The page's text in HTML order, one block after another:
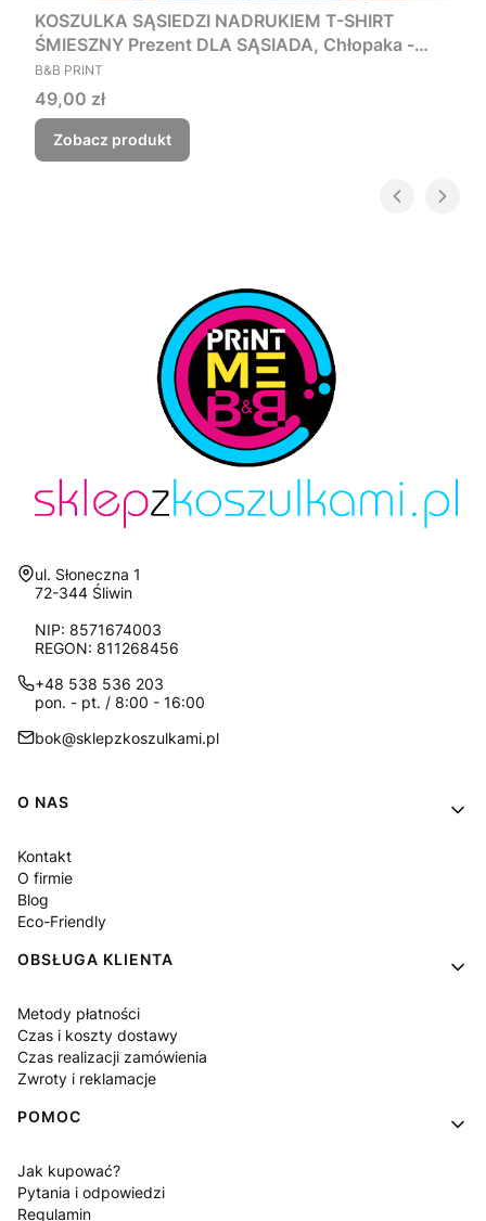
KOSZULKA SĄSIEDZI NADRUKIEM T-SHIRT
ŚMIESZNY Prezent DLA SĄSIADA, Chłopaka -
Czego myśmy nie zjebali
PRODUCENT
B&B PRINT
Cena
49,00 zł
Zobacz produkt
Adres:
ul. Słoneczna 1
72-344 Śliwin
NIP: 8571674003
REGON: 811268456
+48 538 536 203
pon. - pt. / 8:00 - 16:00
bok@sklepzkoszulkami.pl
Linki w stopce
O NAS
Kontakt
O firmie
Blog
Eco-Friendly
OBSŁUGA KLIENTA
Metody płatności
Czas i koszty dostawy
Czas realizacji zamówienia
Zwroty i reklamacje
POMOC
Jak kupować?
Pytania i odpowiedzi
Regulamin